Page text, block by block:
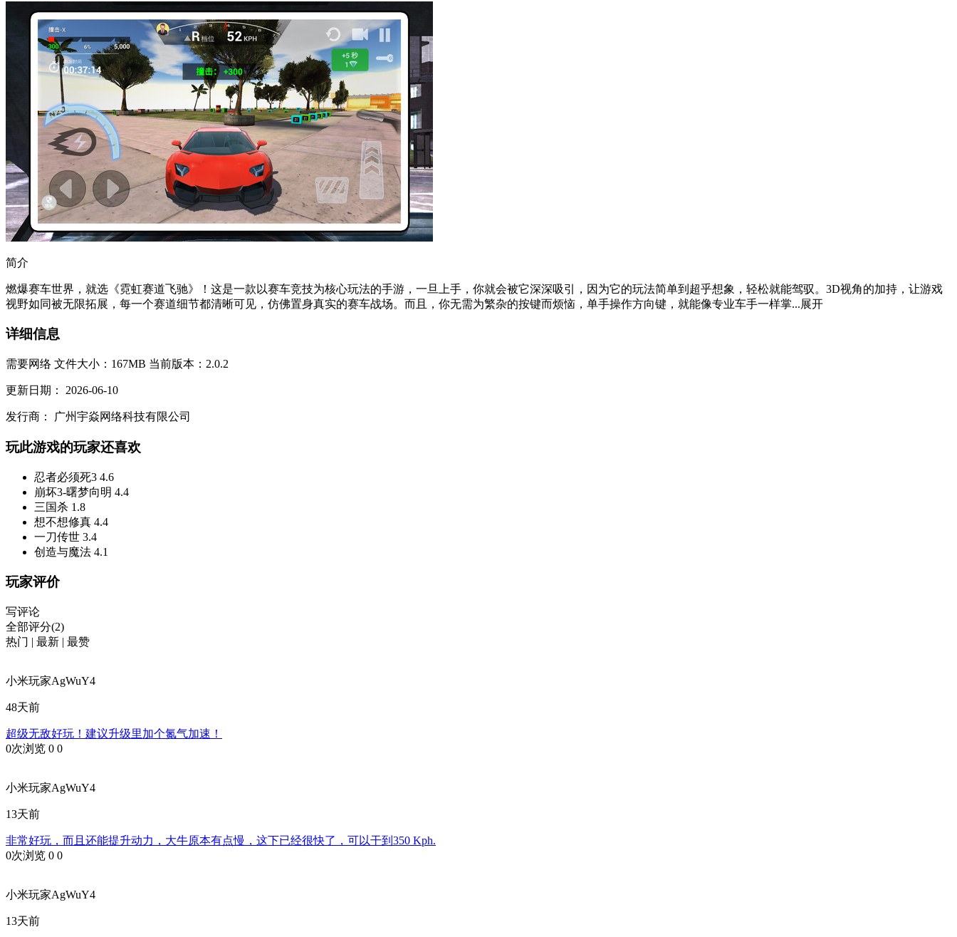
简介
燃爆赛车世界，就选《霓虹赛道飞驰》！这是一款以赛车竞技为核心玩法的手游，一旦上手，你就会被它深深吸引，因为它的玩法简单到超乎想象，轻松就能驾驭。3D视角的加持，让游戏
视野如同被无限拓展，每一个赛道细节都清晰可见，仿佛置身真实的赛车战场。而且，你无需为繁杂的按键而烦恼，单手操作方向键，就能像专业车手一样掌...展开
详细信息
需要网络 文件大小：167MB 当前版本：2.0.2
更新日期： 2026-06-10
发行商： 广州宇焱网络科技有限公司
玩此游戏的玩家还喜欢
忍者必须死3 4.6
崩坏3-曙梦向明 4.4
三国杀 1.8
想不想修真 4.4
一刀传世 3.4
创造与魔法 4.1
玩家评价
写评论
全部评分(2)
热门 | 最新 | 最赞
小米玩家AgWuY4
48天前
超级无敌好玩！建议升级里加个氮气加速！
0次浏览 0 0
小米玩家AgWuY4
13天前
非常好玩，而且还能提升动力，大牛原本有点慢，这下已经很快了，可以干到350 Kph.
0次浏览 0 0
小米玩家AgWuY4
13天前